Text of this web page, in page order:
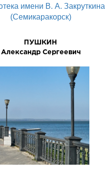
имени В. А. Закруткина
(Семикаракорск)
ПУШКИН
Александр Сергеевич